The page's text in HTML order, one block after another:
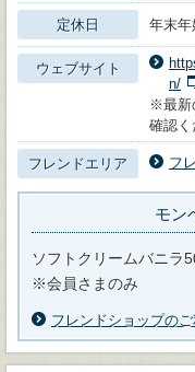
定休日 年末年
ウェブサイト
n/
※最新
確認く
フレンドエリア フ
モン
ソフトクリームバニラ
※会員さまのみ
フレンドショップの